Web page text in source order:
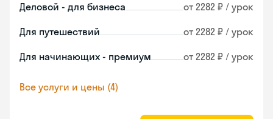
Деловой - для бизнеса от 2282 ₽ / урок
Для путешествий от 2282 ₽ / урок
Для начинающих - премиум от 2282 ₽ / урок
Все услуги и цены (4)